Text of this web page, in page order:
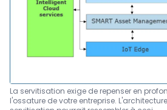
La servitisation exige de repenser en
l'ossature de votre entreprise.